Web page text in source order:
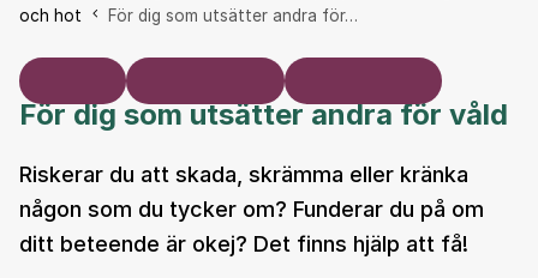
och hot
För dig som utsätter andra för…
För dig som utsätter andra för våld
Riskerar du att skada, skrämma eller kränka
någon som du tycker om? Funderar du på om
ditt beteende är okej? Det finns hjälp att få!